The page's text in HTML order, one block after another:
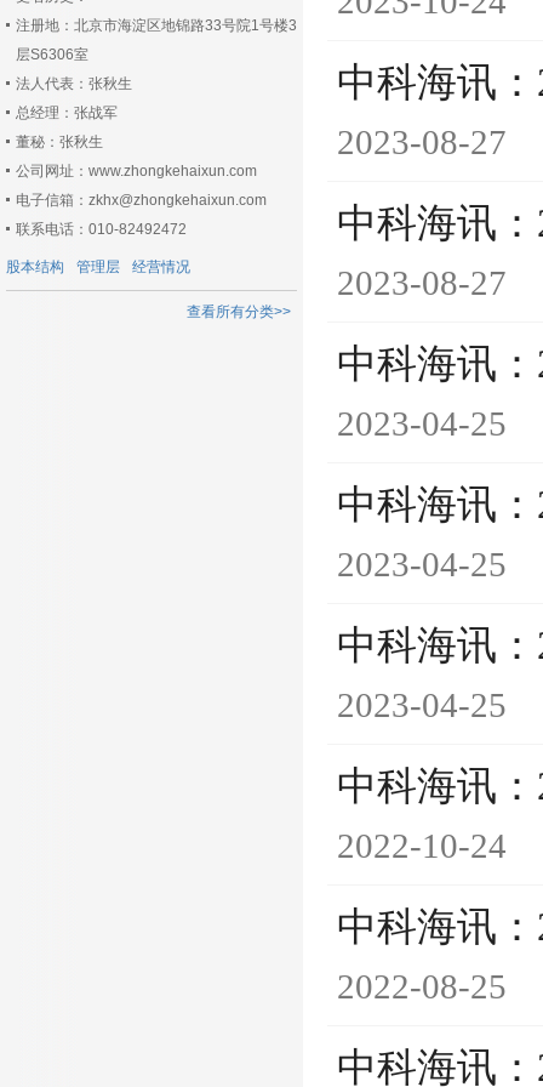
注册地：北京市海淀区地锦路33号院1号楼3
层S6306室
法人代表：张秋生
总经理：张战军
董秘：张秋生
公司网址：www.zhongkehaixun.com
电子信箱：zkhx@zhongkehaixun.com
联系电话：010-82492472
股本结构 管理层 经营情况
查看所有分类>>
中科海讯
2023-08-27
中科海讯
2023-08-27
中科海讯
2023-04-25
中科海讯
2023-04-25
中科海讯
2023-04-25
中科海讯
2022-10-24
中科海讯
2022-08-25
中科海讯